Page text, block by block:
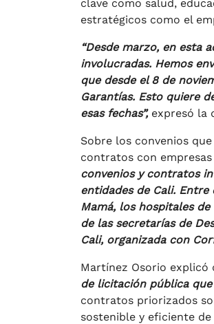
clave como salud,
estratégicos como el
“Desde marzo, en esta
involucradas. Hemos
que desde el 8 de
Garantías. Esto quiere
esas fechas”,expresó la
Sobre los convenios
contratos con
convenios y contratos
entidades de Cali.
Mamá, los hospitales
de las secretarías de
Cali, organizada con
Martínez Osorio explicó
de licitación pública
contratos priorizados
sostenible y eficiente de